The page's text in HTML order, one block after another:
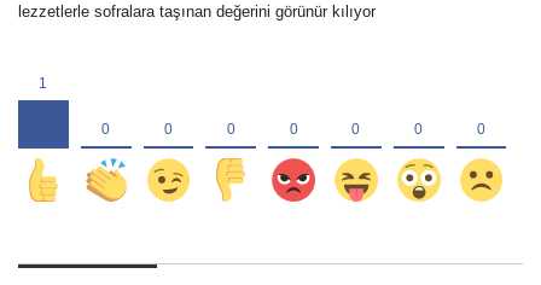
lezzetlerle sofralara taşınan değerini görünür kılıyor